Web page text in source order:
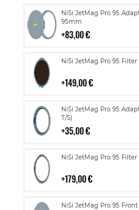
NiSi JetMag Pro 95
95mm
83,00 €
Lisää
ostoskoriin
NiSi JetMag Pro 95 Filter
149,00 €
Lisää
NiSi JetMag Pro 95
T/S)
35,00 €
Lisää
ostoskoriin
NiSi JetMag Pro 95 Filter
179,00 €
Lisää
NiSi JetMag Pro 95 Front
Lisää